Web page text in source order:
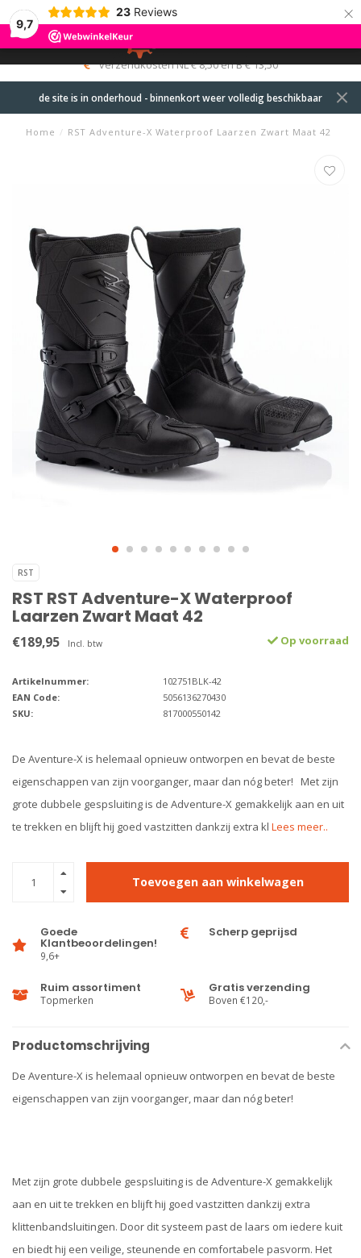
9,7
23 Reviews ×
MENU
0
verzendkosten NL € 8,50 en B € 13,50
de site is in onderhoud - binnenkort weer volledig beschikbaar
Home / RST Adventure-X Waterproof Laarzen Zwart Maat 42
RST
RST RST Adventure-X Waterproof
Laarzen Zwart Maat 42
€189,95 Incl. btw Op voorraad
Artikelnummer:
102751BLK-42
EAN Code:
5056136270430
SKU:
817000550142
De Aventure-X is helemaal opnieuw ontworpen en bevat de beste
eigenschappen van zijn voorganger, maar dan nóg beter! Met zijn
grote dubbele gespsluiting is de Adventure-X gemakkelijk aan en uit
te trekken en blijft hij goed vastzitten dankzij extra kl Lees meer..
Toevoegen aan winkelwagen
Goede
Klantbeoordelingen!
9,6+
Scherp geprijsd
Ruim assortiment
Topmerken
Gratis verzending
Boven €120,-
Productomschrijving
De Aventure-X is helemaal opnieuw ontworpen en bevat de beste
eigenschappen van zijn voorganger, maar dan nóg beter!
Met zijn grote dubbele gespsluiting is de Adventure-X gemakkelijk
aan en uit te trekken en blijft hij goed vastzitten dankzij extra
klittenbandsluitingen. Door dit systeem past de laars om iedere kuit
en biedt hij een veilige, steunende en comfortabele pasvorm. Het